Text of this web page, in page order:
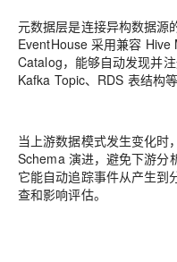
元数据层是连接异构数据源
EventHouse 采用兼容
Catalog，能够自动发现并
Kafka Topic、RDS 表结构等
当上游数据模式发生变化时
Schema 演进，避免下游分
它能自动追踪事件从产生到
查和影响评估。